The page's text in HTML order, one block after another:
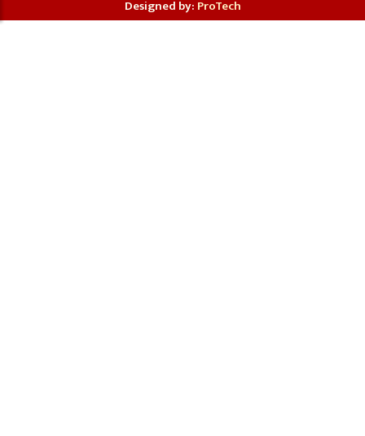
Designed by: ProTech